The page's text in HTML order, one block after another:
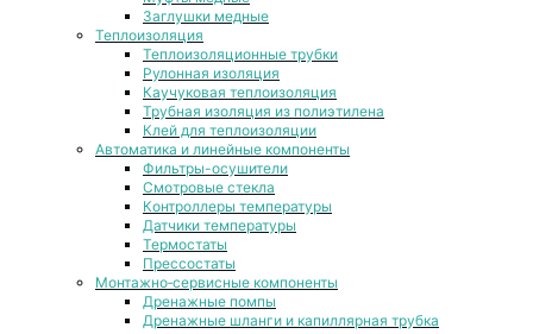
Заглушки медные
Теплоизоляция
Теплоизоляционные трубки
Рулонная изоляция
Каучуковая теплоизоляция
Трубная изоляция из полиэтилена
Клей для теплоизоляции
Автоматика и линейные компоненты
Фильтры-осушители
Смотровые стекла
Контроллеры температуры
Датчики температуры
Термостаты
Прессостаты
Монтажно‑сервисные компоненты
Дренажные помпы
Дренажные шланги и капиллярная трубка